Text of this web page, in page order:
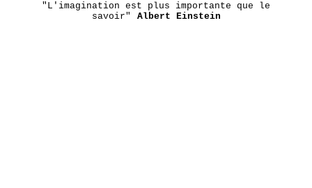
"L'imagination est plus importante que le
savoir"
Albert Einstein